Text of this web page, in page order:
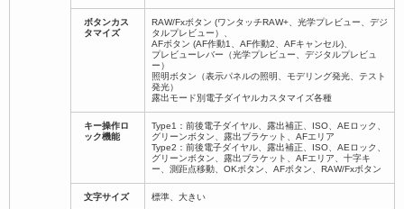
ボタンカス
タマイズ
RAW/Fxボタン (ワンタッチRAW+、光学プレビュー、デジ
タルプレビュー）、
AFボタン (AF作動1、AF作動2、AFキャンセル)、
プレビューレバー（光学プレビュー、デジタルプレビュ
ー）
照明ボタン（表示パネルの照明、モデリング発光、テスト
発光）
露出モード別電子ダイヤルカスタマイズ各種
キー操作ロ
ック機能
Type1：前後電子ダイヤル、露出補正、ISO、AEロック、
グリーンボタン、露出ブラケット、AFエリア
Type2：前後電子ダイヤル、露出補正、ISO、AEロック、
グリーンボタン、露出ブラケット、AFエリア、十字キ
ー、測距点移動、OKボタン、AFボタン、RAW/Fxボタン
文字サイズ 標準、大きい